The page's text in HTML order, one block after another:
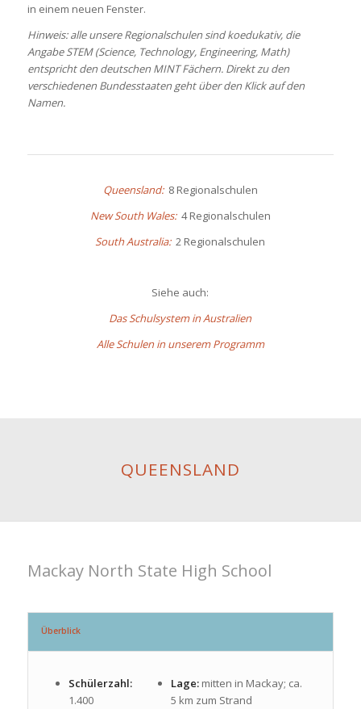
in einem neuen Fenster.
Hinweis: alle unsere Regionalschulen sind koedukativ, die
Angabe STEM (Science, Technology, Engineering, Math)
entspricht den deutschen MINT Fächern. Direkt zu den
verschiedenen Bundesstaaten geht über den Klick auf den
Namen.
Queensland:8 Regionalschulen
New South Wales:4 Regionalschulen
South Australia:2 Regionalschulen
Siehe auch:
Das Schulsystem in Australien
Alle Schulen in unserem Programm
QUEENSLAND
Mackay North State High School
Überblick
Schülerzahl:
1.400
Lage: mitten in Mackay; ca.
5 km zum Strand